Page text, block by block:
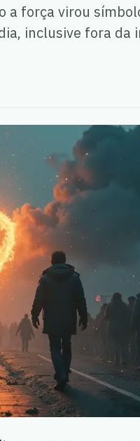
a força virou
inclusive fora da